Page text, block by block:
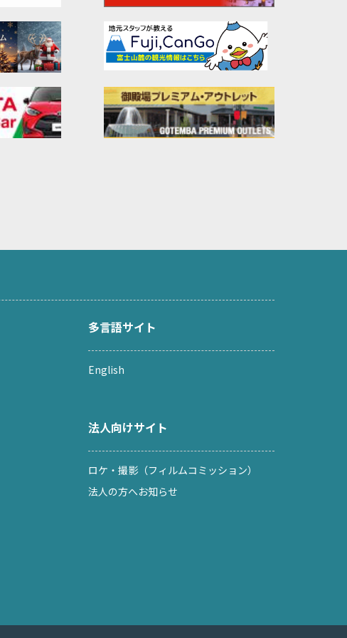
多言語サイト
English
法人向けサイト
ロケ・撮影（フィルムコミッション）
法人の方へお知らせ